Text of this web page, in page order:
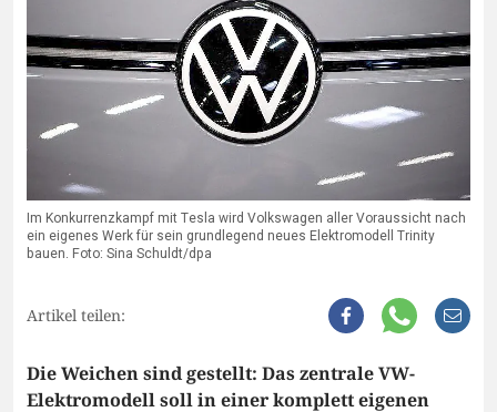
Im Konkurrenzkampf mit Tesla wird Volkswagen aller Voraussicht nach
ein eigenes Werk für sein grundlegend neues Elektromodell Trinity
bauen. Foto: Sina Schuldt/dpa
Artikel teilen:
Die Weichen sind gestellt: Das zentrale VW-
Elektromodell soll in einer komplett eigenen